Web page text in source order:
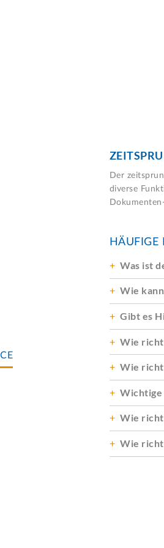
Der
diverse
HÄUFIGE
Was ist
Wie
Gibt es
Wie
Wie
Wichtige
Wie
Wie